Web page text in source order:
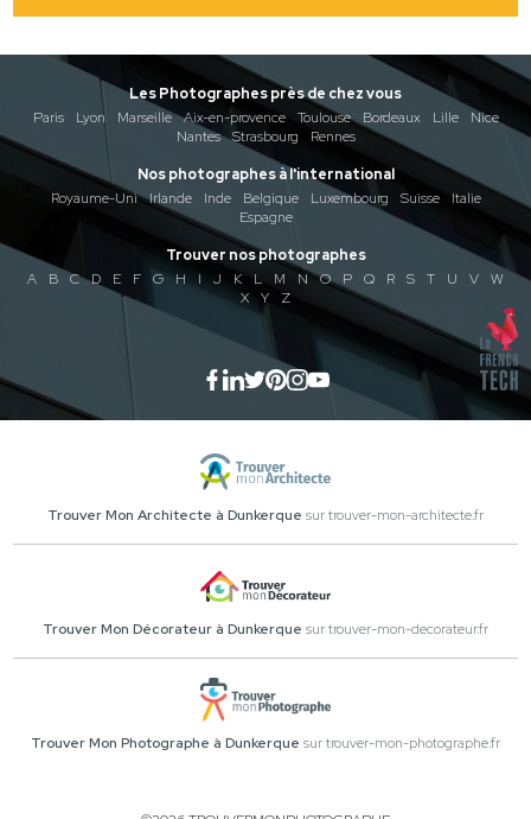
Les Photographes près de chez vous
Paris
Lyon Marseille Aix-en-provence Toulouse Bordeaux Lille
Nice
Nantes
Strasbourg
Rennes
Nos photographes à l'international
Royaume-Uni
Irlande Inde Belgique Luxembourg Suisse
Italie
Espagne
Trouver nos photographes
A
B C D E F G H I J K L M N O P Q R S T U V
W
X
Y Z
Trouver Mon Architecte à Dunkerque sur trouver-mon-architecte.fr
Trouver Mon Décorateur à Dunkerque sur trouver-mon-decorateur.fr
Trouver Mon Photographe à Dunkerque sur trouver-mon-photographe.fr